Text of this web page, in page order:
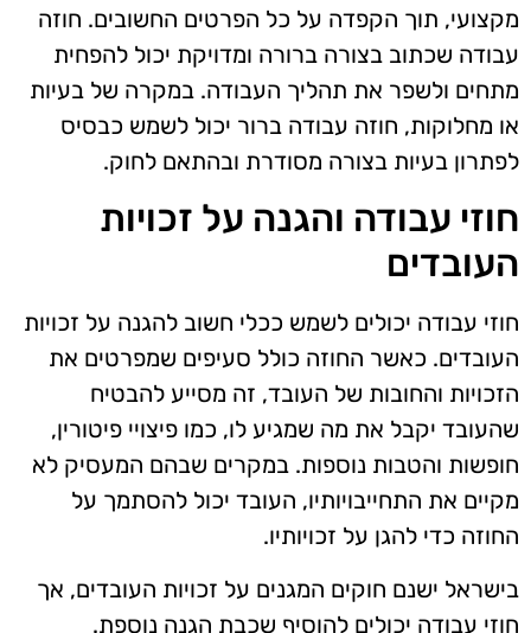
מקצועי, תוך הקפדה על כל הפרטים החשובים. חוזה
עבודה שכתוב בצורה ברורה ומדויקת יכול להפחית
מתחים ולשפר את תהליך העבודה. במקרה של בעיות
או מחלוקות, חוזה עבודה ברור יכול לשמש כבסיס
לפתרון בעיות בצורה מסודרת ובהתאם לחוק.
חוזי עבודה והגנה על זכויות
העובדים
חוזי עבודה יכולים לשמש ככלי חשוב להגנה על זכויות
העובדים. כאשר החוזה כולל סעיפים שמפרטים את
הזכויות והחובות של העובד, זה מסייע להבטיח
שהעובד יקבל את מה שמגיע לו, כמו פיצויי פיטורין,
חופשות והטבות נוספות. במקרים שבהם המעסיק לא
מקיים את התחייבויותיו, העובד יכול להסתמך על
החוזה כדי להגן על זכויותיו.
בישראל ישנם חוקים המגנים על זכויות העובדים, אך
חוזי עבודה יכולים להוסיף שכבת הגנה נוספת.